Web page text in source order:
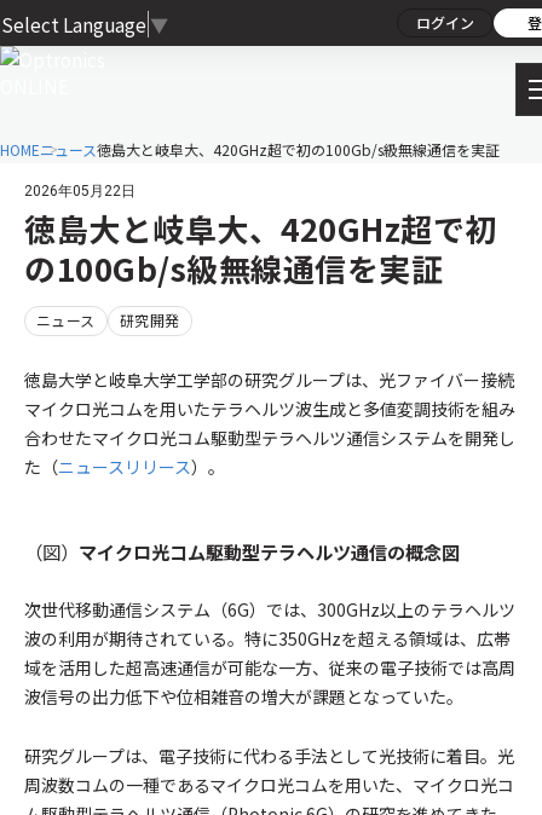
Select Language ▼ ログイン
HOMEニュース徳島大と岐阜大、420GHz超で初の100Gb/s級無線通信を実証
2026年05月22日
徳島大と岐阜大、420GHz超で初
の100Gb/s級無線通信を実証
ニュース 研究開発
徳島大学と岐阜大学工学部の研究グループは、光ファイバー接続
マイクロ光コムを用いたテラヘルツ波生成と多値変調技術を組み
合わせたマイクロ光コム駆動型テラヘルツ通信システムを開発し
た（ニュースリリース）。
（図） マイクロ光コム駆動型テラヘルツ通信の概念図
次世代移動通信システム（6G）では、300GHz以上のテラヘルツ
波の利用が期待されている。特に350GHzを超える領域は、広帯
域を活用した超高速通信が可能な一方、従来の電子技術では高周
波信号の出力低下や位相雑音の増大が課題となっていた。
研究グループは、電子技術に代わる手法として光技術に着目。光
周波数コムの一種であるマイクロ光コムを用いた、マイクロ光コ